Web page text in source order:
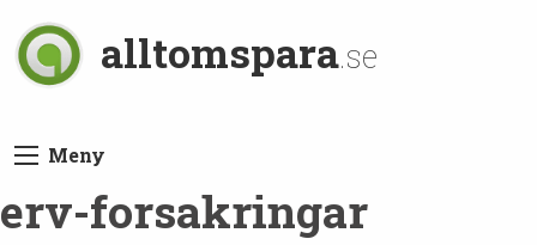
alltomspara.se
Meny
erv-forsakringar